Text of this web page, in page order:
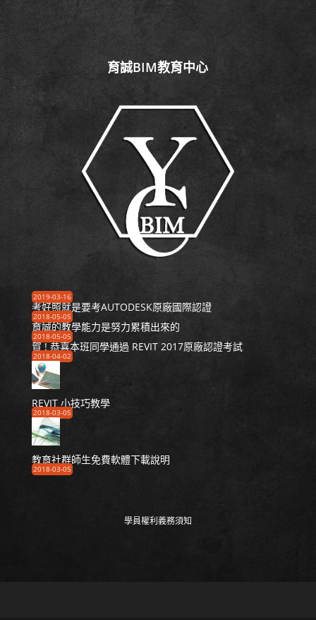
育誠BIM教育中心
2019-03-16
考好照就是要考AUTODESK原廠國際認證
2018-05-05
育誠的教學能力是努力累積出來的
2018-05-05
賀 ! 恭喜本班同學通過 REVIT 2017原廠認證考試
2018-04-02
REVIT 小技巧教學
2018-03-05
教育社群師生免費軟體下載說明
2018-03-05
學員權利義務須知